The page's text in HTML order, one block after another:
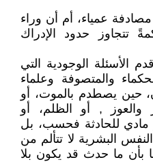
عمياء، أم أن وراء
تتجاوز حدود الإدراك
الأسئلة الوجودية التي
والمتصوفة وعلماء
حين يصطدم بالموت، أو
والعوز , أو الظلم، أو
مادي للحادثة فحسب، بل
البشرية لا تتألم من
ما حدث قد يكون بلا